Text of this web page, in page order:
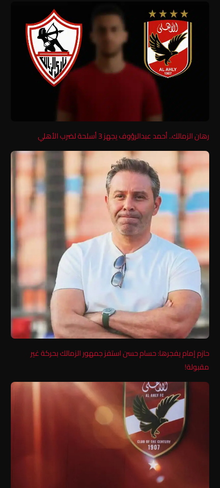
رهان الزمالك.. أحمد عبدالرؤوف يجهز 3 أسلحة لضرب الأهلي
حازم إمام يفجرها: حسام حسن استفز جمهور الزمالك بحركة غير
مقبولة!